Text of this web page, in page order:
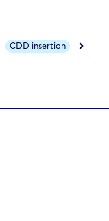
CDD insertion